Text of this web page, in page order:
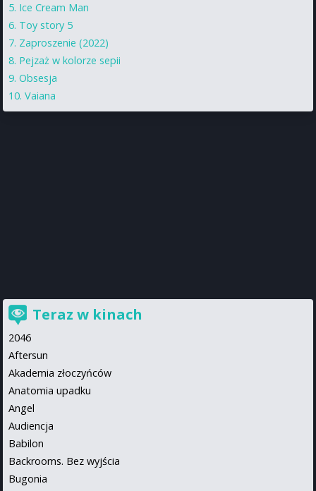
Ice Cream Man
Toy story 5
Zaproszenie (2022)
Pejzaż w kolorze sepii
Obsesja
Vaiana
Teraz w kinach
2046
Aftersun
Akademia złoczyńców
Anatomia upadku
Angel
Audiencja
Babilon
Backrooms. Bez wyjścia
Bugonia